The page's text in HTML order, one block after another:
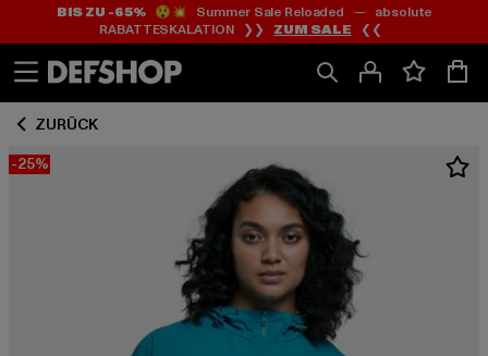
Zum
Inhalt
springen
Zum
Fußzeile
springen
BIS ZU -65%😲💥 Summer Sale Reloaded — absolute
RABATTESKALATION ❯❯ ZUM SALE ❮❮
ZURÜCK
-25%